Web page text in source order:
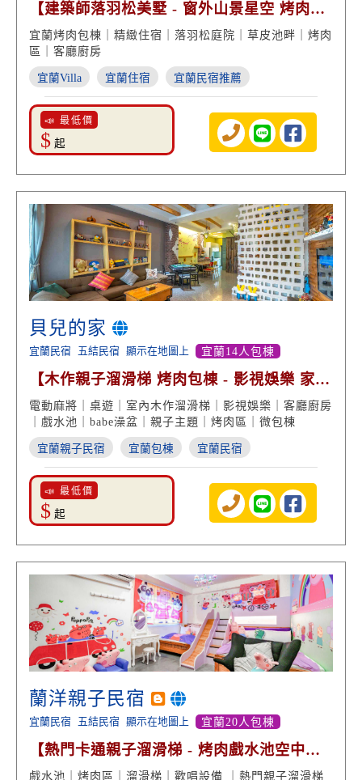
【建築師落羽松美墅 - 窗外山景星空 烤肉渡
假享受】
宜蘭烤肉包棟｜精緻住宿｜落羽松庭院｜草皮池畔｜烤肉
區｜客廳廚房
宜蘭Villa 宜蘭住宿 宜蘭民宿推薦
📣 最低價
$ 起
貝兒的家
宜蘭民宿 五結民宿 顯示在地圖上 宜蘭14人包棟
【木作親子溜滑梯 烤肉包棟 - 影視娛樂 家庭
度假】
電動麻將｜桌遊｜室內木作溜滑梯｜影視娛樂｜客廳廚房
｜戲水池｜babe澡盆｜親子主題｜烤肉區｜微包棟
宜蘭親子民宿 宜蘭包棟 宜蘭民宿
📣 最低價
$ 起
蘭洋親子民宿
宜蘭民宿 五結民宿 顯示在地圖上 宜蘭20人包棟
【熱門卡通親子溜滑梯 - 烤肉戲水池空中美
景】
戲水池｜烤肉區｜溜滑梯｜歡唱設備 ｜熱門親子溜滑梯